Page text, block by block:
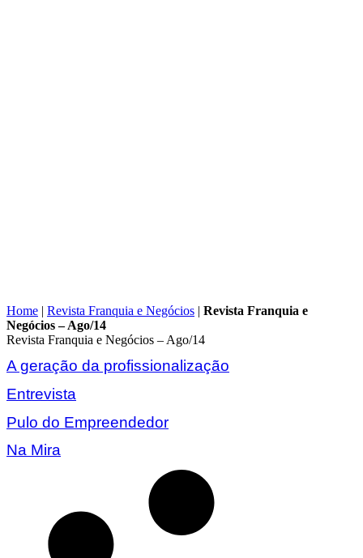
Home | Revista Franquia e Negócios | Revista Franquia e
Negócios – Ago/14
Revista Franquia e Negócios – Ago/14
A geração da profissionalização
Entrevista
Pulo do Empreendedor
Na Mira